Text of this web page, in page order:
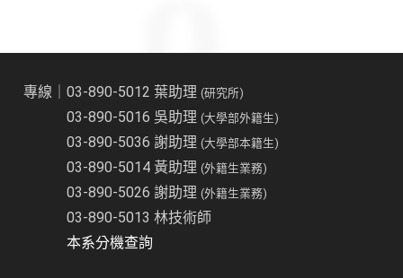
專線｜03-890-5012 葉助理(研究所)
03-890-5016 吳助理(大學部外籍生)
03-890-5036 謝助理(大學部本籍生)
03-890-5014 黃助理(外籍生業務)
03-890-5026 謝助理(外籍生業務)
03-890-5013 林技術師
本系分機查詢